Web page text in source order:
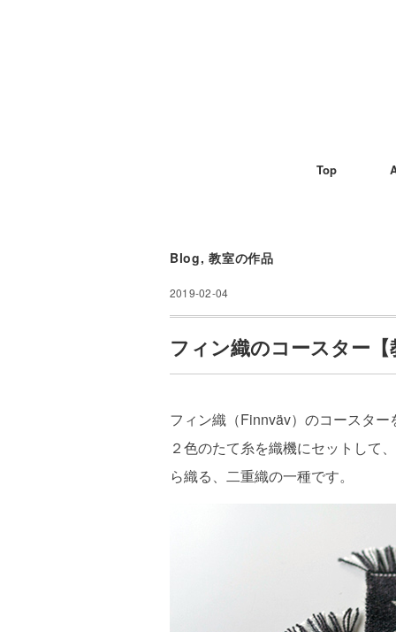
Top
Blog,教室の作品
2019-02-04
フィン織のコースター
フィン織（Finnväv）のコースタ
２色のたて糸を織機にセットして
ら織る、二重織の一種です。